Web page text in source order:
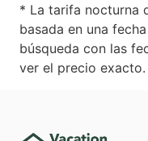
* La tarifa nocturna
basada en una
búsqueda con las
ver el precio exacto.